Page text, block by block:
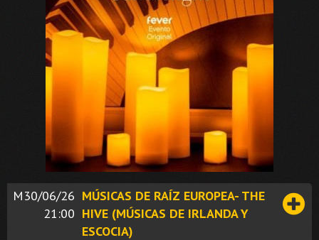
M30/06/26
21:00
MÚSICAS DE RAÍZ EUROPEA- THE
HIVE (MÚSICAS DE IRLANDA Y
ESCOCIA)